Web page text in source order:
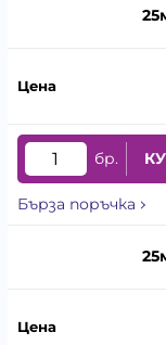
бр.
Бърза поръчка